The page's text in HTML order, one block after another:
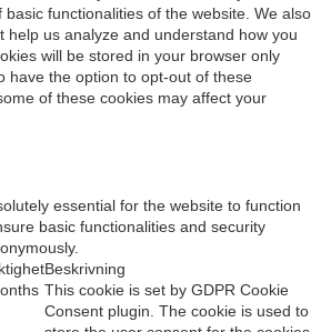
functionalities of the website. We also
help us analyze and understand how you
will be stored in your browser only
have the option to opt-out of these
of these cookies may affect your
essential for the website to function
basic functionalities and security
Beskrivning
This cookie is set by GDPR Cookie
Consent plugin. The cookie is used to